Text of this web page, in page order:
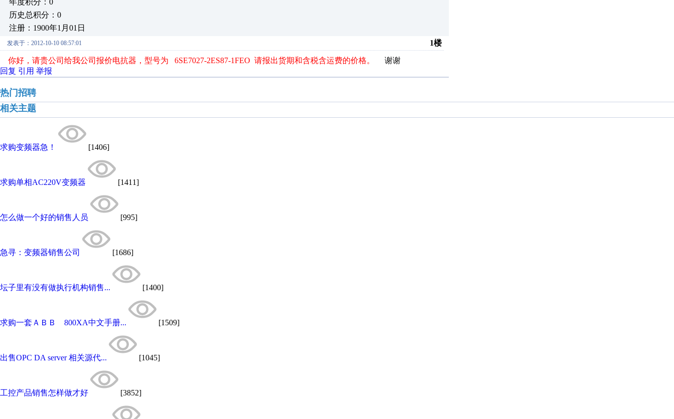
年度积分：0
历史总积分：0
注册：1900年1月01日
发表于：2012-10-10 08:57:01 1楼
你好，请贵公司给我公司 报价电抗器，型号为 6SE7027-2ES87-1FEO 请报出货期和含税含运费的价格。
谢谢
回复 引用 举报
热门招聘
相关主题
求购变频器急！ [1406]
求购单相AC220V变频器 [1411]
怎么做一个好的销售人员 [995]
急寻：变频器销售公司 [1686]
坛子里有没有做执行机构销售... [1400]
求购一套ＡＢＢ 800XA中文手册... [1509]
出售OPC DA server 相关源代... [1045]
工控产品销售怎样做才好 [3852]